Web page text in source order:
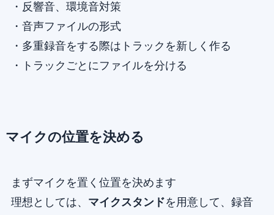
・反響音、環境音対策
・音声ファイルの形式
・多重録音をする際はトラックを新しく作る
・トラックごとにファイルを分ける
マイクの位置を決める
まずマイクを置く位置を決めます
理想としては、 マイクスタンドを用意して、録音